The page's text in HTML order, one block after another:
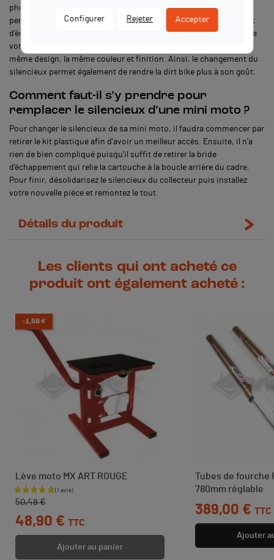
phonique. La deuxième tâche concerne, sans surprise, le côté
performance moteur et esthétique. En effet, le changement de pot
d’échappement et du silencieux peut modifier les performances de
votre dirt. Pour le côté esthétique, les silencieux n’ont pas tous le
même design, la même couleur et finition. Ainsi, le changement du
silencieux permet également de rendre la dirt bike plus à son goût.
Comment faut-il s’y prendre pour
remplacer le silencieux d’une mini moto ?
Pour changer le silencieux de sa mini moto, il faudra commencer par
retirer le kit plastique afin d’avoir un meilleur accès. Ensuite, il n’a
rien de bien compliqué puisqu’il suffit de retirer la bride
d’échappement qui relie la cartouche à la boucle arrière du cadre.
Pour finir, désolidarisez le silencieux du collecteur puis installez
votre nouvelle pièce et remontez le tout.
Détails du produit
Les clients qui ont acheté ce
produit ont également acheté :
-1,58 €
Lève moto MX ART ROUGE
Prix de base
50,48 €
Prix
48,90 € TTC
Ajouter au panier
Tubes de fourche
780mm réglable
Prix
389,00 € TTC
Ajouter
Configurer Rejeter Accepter